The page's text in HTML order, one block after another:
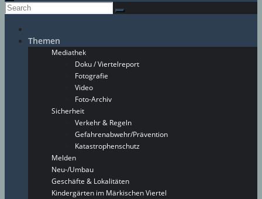
Themen
Mediathek
Doku / Viertelreport
Fotografie
Video
Foto-Archiv
Sicherheit
Verkehr & Regeln
Gefahrenabwehr/Prävention
Katastrophenschutz
Melden
Neu-/Umbau
Geschäfte & Lokalitäten
Kindergärten im Märkischen Viertel